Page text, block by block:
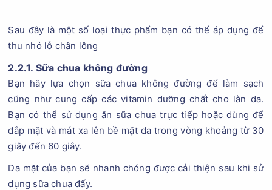
Sau đây là một số loại thực phẩm bạn có thể áp dụng để
thu nhỏ lỗ chân lông
2.2.1. Sữa chua không đường
Bạn hãy lựa chọn sữa chua không đường để làm sạch
cũng như cung cấp các vitamin dưỡng chất cho làn da.
Bạn có thể sử dụng ăn sữa chua trực tiếp hoặc dùng để
đắp mặt và mát xa lên bề mặt da trong vòng khoảng từ 30
giây đến 60 giây.
Da mặt của bạn sẽ nhanh chóng được cải thiện sau khi sử
dụng sữa chua đấy.